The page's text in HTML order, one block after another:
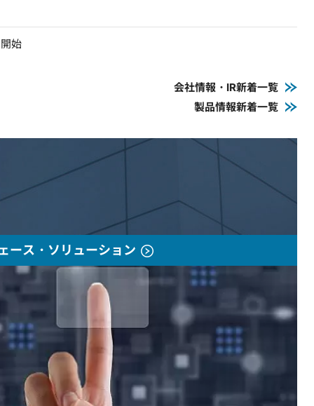
始
会社情報・IR新着一覧
製品情報新着一覧
ース・ソリューション